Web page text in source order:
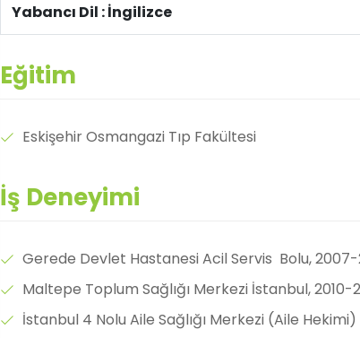
Yabancı Dil :İngilizce
Eğitim
Eskişehir Osmangazi Tıp Fakültesi
İş Deneyimi
Gerede Devlet Hastanesi Acil Servis Bolu, 2007-
Maltepe Toplum Sağlığı Merkezi İstanbul, 2010-
İstanbul 4 Nolu Aile Sağlığı Merkezi (Aile Hekimi)